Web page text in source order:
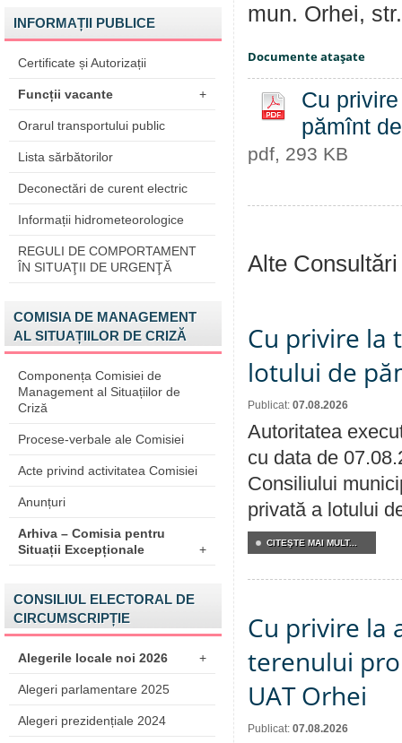
INFORMAȚII PUBLICE
Certificate și Autorizații
Funcții vacante +
Orarul transportului public
Lista sărbătorilor
Deconectări de curent electric
Informații hidrometeorologice
REGULI DE COMPORTAMENT
ÎN SITUAŢII DE URGENŢĂ
COMISIA DE MANAGEMENT
AL SITUAȚIILOR DE CRIZĂ
Componența Comisiei de
Management al Situațiilor de
Criză
Procese-verbale ale Comisiei
Acte privind activitatea Comisiei
Anunțuri
Arhiva – Comisia pentru
Situații Excepționale
+
CONSILIUL ELECTORAL DE
CIRCUMSCRIPȚIE
Alegerile locale noi 2026 +
Alegeri parlamentare 2025
Alegeri prezidențiale 2024
mun. Orhei,
Documente ataşate
Cu
pămînt
pdf, 293 KB
Alte
Cu privire la
lotului de
Publicat: 07.08.2026
Autoritatea
cu data de
Consiliului
privată a lotului
CITEŞTE MAI MULT...
Cu privire la
terenului
UAT Orhei
Publicat: 07.08.2026